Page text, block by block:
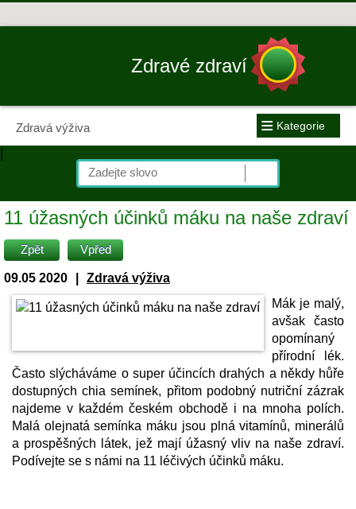
Zdravé zdraví
Zdravá výživa ≡ Kategorie
|
11 úžasných účinků máku na naše zdraví
Zpět Vpřed
09.05 2020
Zdravá výživa
Mák je malý,
avšak často
opomínaný
přírodní lék.
Často slýcháváme o super účincích drahých a někdy hůře
dostupných chia semínek, přitom podobný nutriční zázrak
najdeme v každém českém obchodě i na mnoha polích.
Malá olejnatá semínka máku jsou plná vitamínů, minerálů
a prospěšných látek, jež mají úžasný vliv na naše zdraví.
Podívejte se s námi na 11 léčivých účinků máku.